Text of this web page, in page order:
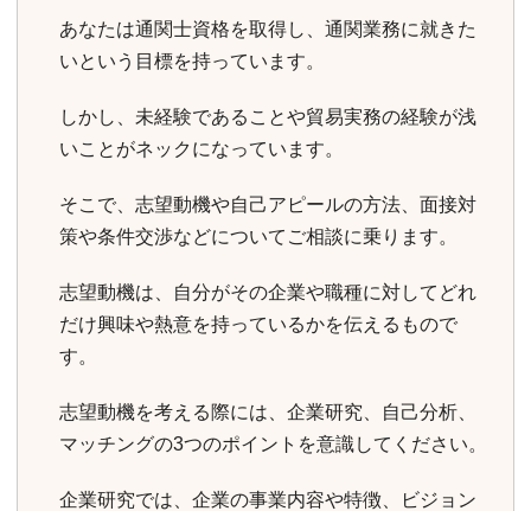
あなたは通関士資格を取得し、通関業務に就きた
いという目標を持っています。
しかし、未経験であることや貿易実務の経験が浅
いことがネックになっています。
そこで、志望動機や自己アピールの方法、面接対
策や条件交渉などについてご相談に乗ります。
志望動機は、自分がその企業や職種に対してどれ
だけ興味や熱意を持っているかを伝えるもので
す。
志望動機を考える際には、企業研究、自己分析、
マッチングの3つのポイントを意識してください。
企業研究では、企業の事業内容や特徴、ビジョン